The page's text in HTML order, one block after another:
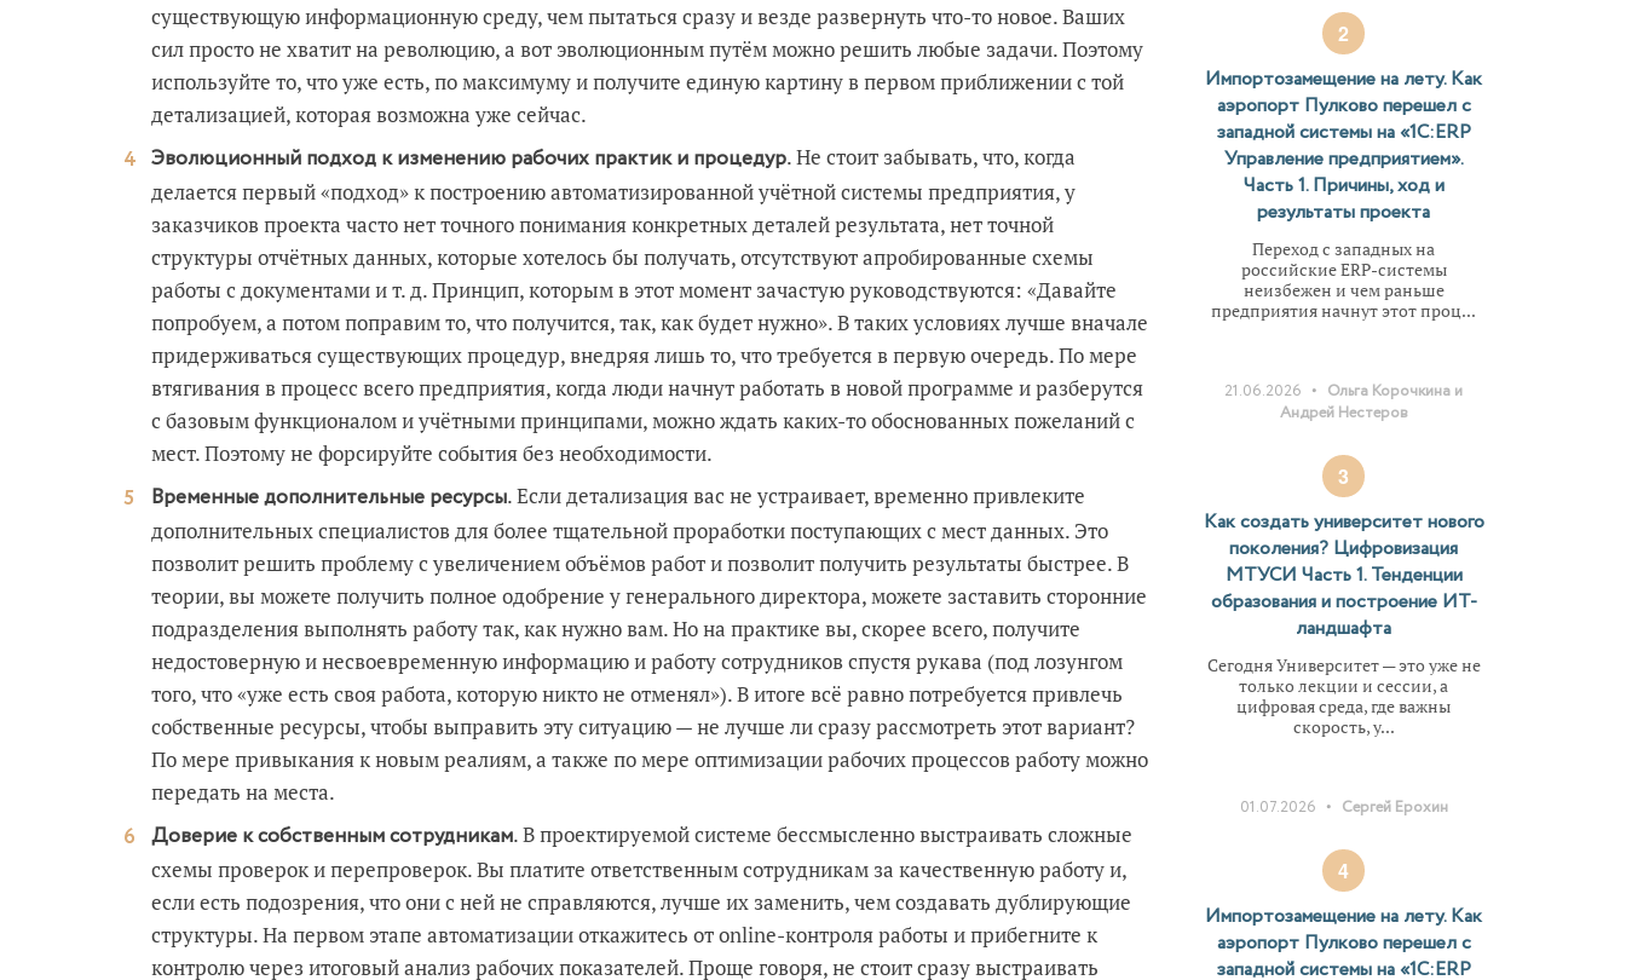
существующую информационную среду, чем пытаться сразу и везде развернуть что-то новое. Ваших
сил просто не хватит на революцию, а вот эволюционным путём можно решить любые задачи. Поэтому
используйте то, что уже есть, по максимуму и получите единую картину в первом приближении с той
детализацией, которая возможна уже сейчас.
Эволюционный подход к изменению рабочих практик и процедур. Не стоит забывать, что, когда
делается первый «подход» к построению автоматизированной учётной системы предприятия, у
заказчиков проекта часто нет точного понимания конкретных деталей результата, нет точной
структуры отчётных данных, которые хотелось бы получать, отсутствуют апробированные схемы
работы с документами и т. д. Принцип, которым в этот момент зачастую руководствуются: «Давайте
попробуем, а потом поправим то, что получится, так, как будет нужно». В таких условиях лучше вначале
придерживаться существующих процедур, внедряя лишь то, что требуется в первую очередь. По мере
втягивания в процесс всего предприятия, когда люди начнут работать в новой программе и разберутся
с базовым функционалом и учётными принципами, можно ждать каких-то обоснованных пожеланий с
мест. Поэтому не форсируйте события без необходимости.
Временные дополнительные ресурсы. Если детализация вас не устраивает, временно привлеките
дополнительных специалистов для более тщательной проработки поступающих с мест данных. Это
позволит решить проблему с увеличением объёмов работ и позволит получить результаты быстрее. В
теории, вы можете получить полное одобрение у генерального директора, можете заставить сторонние
подразделения выполнять работу так, как нужно вам. Но на практике вы, скорее всего, получите
недостоверную и несвоевременную информацию и работу сотрудников спустя рукава (под лозунгом
того, что «уже есть своя работа, которую никто не отменял»). В итоге всё равно потребуется привлечь
собственные ресурсы, чтобы выправить эту ситуацию — не лучше ли сразу рассмотреть этот вариант?
По мере привыкания к новым реалиям, а также по мере оптимизации рабочих процессов работу можно
передать на места.
Доверие к собственным сотрудникам. В проектируемой системе бессмысленно выстраивать сложные
схемы проверок и перепроверок. Вы платите ответственным сотрудникам за качественную работу и,
если есть подозрения, что они с ней не справляются, лучше их заменить, чем создавать дублирующие
структуры. На первом этапе автоматизации откажитесь от online-контроля работы и прибегните к
контролю через итоговый анализ рабочих показателей. Проще говоря, не стоит сразу выстраивать
2
Импортозамещение на лету. Как
аэропорт Пулково перешел с
западной системы на «1С:ERP
Управление предприятием».
Часть 1. Причины, ход и
результаты проекта
Переход с западных на
российские ERP-системы
неизбежен и чем раньше
предприятия начнут этот проц...
21.06.2026 • Ольга Корочкина и
Андрей Нестеров
3
Как создать университет нового
поколения? Цифровизация
МТУСИ Часть 1. Тенденции
образования и построение ИТ-
ландшафта
Сегодня Университет — это уже не
только лекции и сессии, а
цифровая среда, где важны
скорость, у...
01.07.2026 • Сергей Ерохин
4
Импортозамещение на лету. Как
аэропорт Пулково перешел с
западной системы на «1С:ERP